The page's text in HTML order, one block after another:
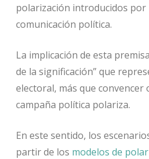
polarización introducidos por
comunicación política.
La implicación de esta
de la significación” que
electoral, más que
campaña política polariza.
En este sentido, los
partir de los modelos de